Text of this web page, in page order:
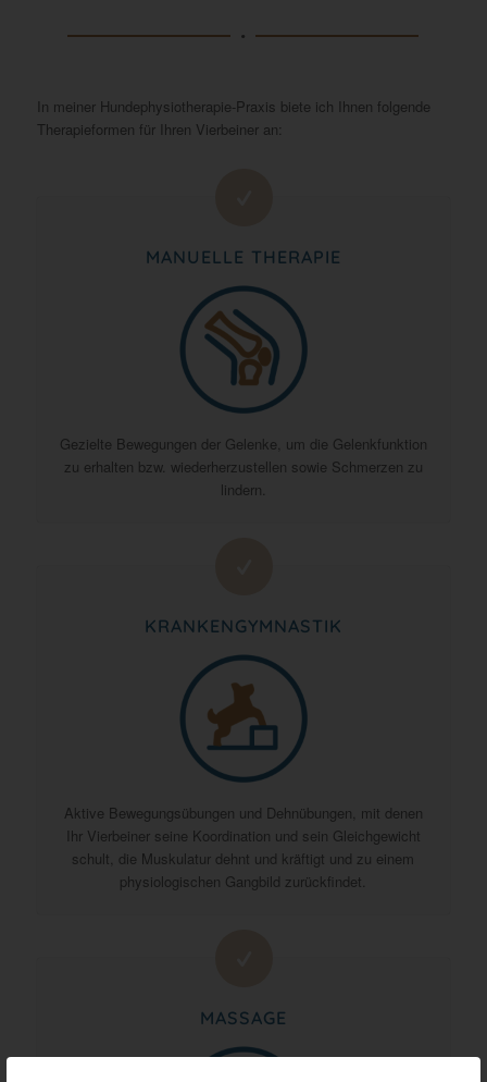
In meiner Hundephysiotherapie-Praxis biete ich Ihnen folgende
Therapieformen für Ihren Vierbeiner an:
MANUELLE THERAPIE
Gezielte Bewegungen der Gelenke, um die Gelenkfunktion
zu erhalten bzw. wiederherzustellen sowie Schmerzen zu
lindern.
KRANKENGYMNASTIK
Aktive Bewegungsübungen und Dehnübungen, mit denen
Ihr Vierbeiner seine Koordination und sein Gleichgewicht
schult, die Muskulatur dehnt und kräftigt und zu einem
physiologischen Gangbild zurückfindet.
MASSAGE